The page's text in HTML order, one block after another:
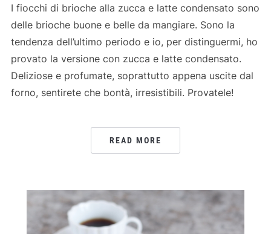
I fiocchi di brioche alla zucca e latte condensato sono
delle brioche buone e belle da mangiare. Sono la
tendenza dell’ultimo periodo e io, per distinguermi, ho
provato la versione con zucca e latte condensato.
Deliziose e profumate, soprattutto appena uscite dal
forno, sentirete che bontà, irresistibili. Provatele!
READ MORE